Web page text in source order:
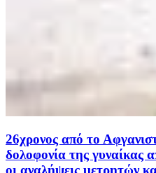
26χρονος από το
δολοφονία της
οι αναλήψεις μετρητών